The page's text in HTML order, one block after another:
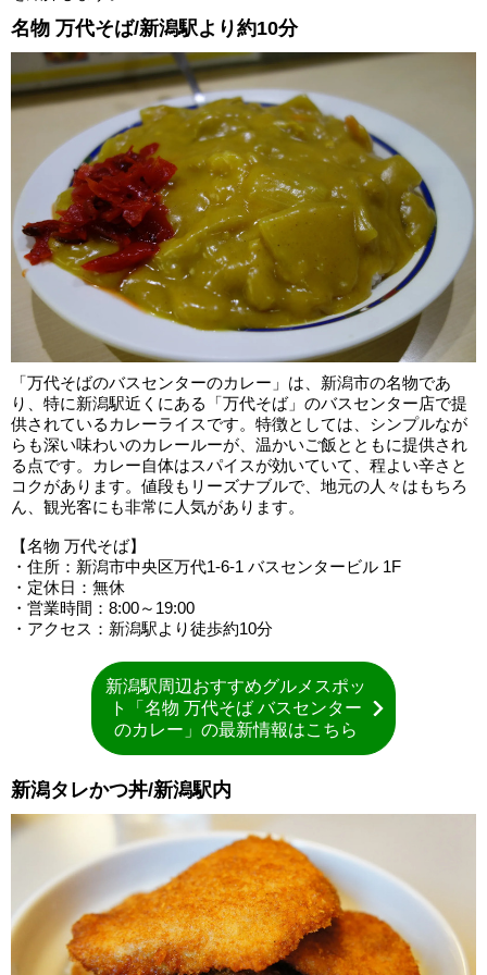
名物 万代そば/新潟駅より約10分
「万代そばのバスセンターのカレー」は、新潟市の名物であ
り、特に新潟駅近くにある「万代そば」のバスセンター店で提
供されているカレーライスです。特徴としては、シンプルなが
らも深い味わいのカレールーが、温かいご飯とともに提供され
る点です。カレー自体はスパイスが効いていて、程よい辛さと
コクがあります。値段もリーズナブルで、地元の人々はもちろ
ん、観光客にも非常に人気があります。
【名物 万代そば】
・住所：新潟市中央区万代1-6-1 バスセンタービル 1F
・定休日：無休
・営業時間：8:00～19:00
・アクセス：新潟駅より徒歩約10分
新潟駅周辺おすすめグルメスポッ
ト「名物 万代そば バスセンター
のカレー」の最新情報はこちら
新潟タレかつ丼/新潟駅内